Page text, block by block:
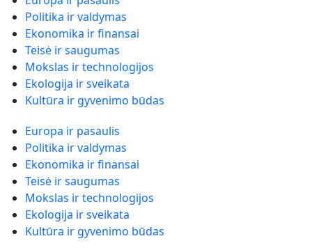
Politika ir valdymas
Ekonomika ir finansai
Teisė ir saugumas
Mokslas ir technologijos
Ekologija ir sveikata
Kultūra ir gyvenimo būdas
Europa ir pasaulis
Politika ir valdymas
Ekonomika ir finansai
Teisė ir saugumas
Mokslas ir technologijos
Ekologija ir sveikata
Kultūra ir gyvenimo būdas